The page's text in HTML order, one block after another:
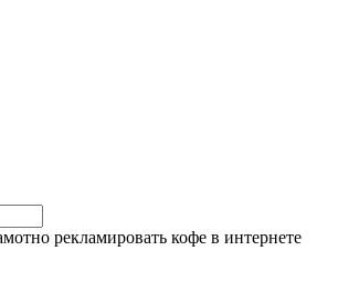
рекламировать кофе в интернете